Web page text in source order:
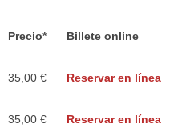
Precio* Billete online
35,00 € Reservar en línea
35,00 € Reservar en línea